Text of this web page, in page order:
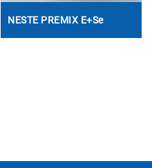
NESTE PREMIX E+Se